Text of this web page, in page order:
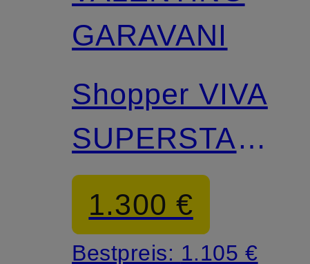
GARAVANI
Shopper VIVA
SUPERSTAR
CROCHET
1.300 €
Bestpreis: 1.105 €